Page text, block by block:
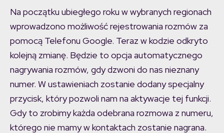
Na początku ubiegłego roku w wybranych regionach
wprowadzono możliwość rejestrowania rozmów za
pomocą Telefonu Google. Teraz w kodzie odkryto
kolejną zmianę. Będzie to opcja automatycznego
nagrywania rozmów, gdy dzwoni do nas nieznany
numer. W ustawieniach zostanie dodany specjalny
przycisk, który pozwoli nam na aktywacje tej funkcji.
Gdy to zrobimy każda odebrana rozmowa z numeru,
którego nie mamy w kontaktach zostanie nagrana.